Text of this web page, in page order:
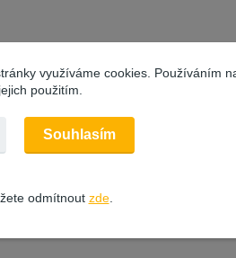
využíváme cookies. Používáním
použitím.
Souhlasím
odmítnout zde.